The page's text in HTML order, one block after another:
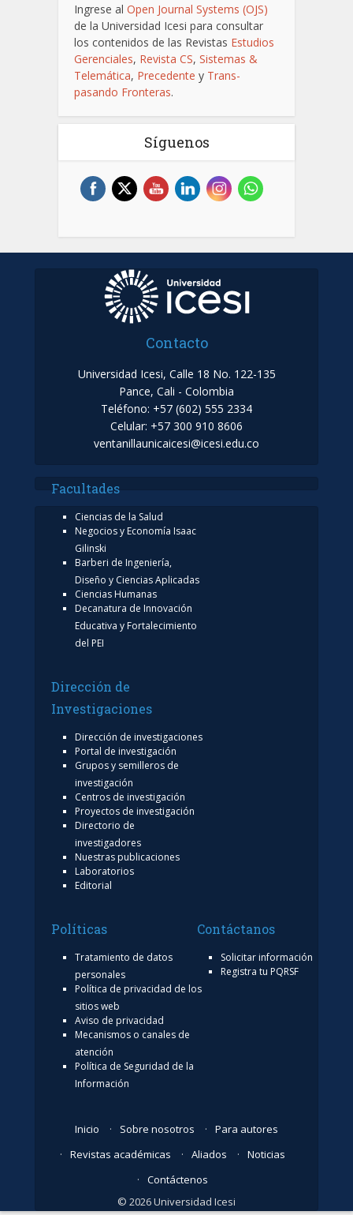
Ingrese al Open Journal Systems (OJS)
de la Universidad Icesi para consultar
los contenidos de las Revistas Estudios
Gerenciales, Revista CS, Sistemas &
Telemática, Precedente y Trans-
pasando Fronteras.
Síguenos
Contacto
Universidad Icesi, Calle 18 No. 122-135
Pance, Cali - Colombia
Teléfono: +57 (602) 555 2334
Celular: +57 300 910 8606
ventanillaunicaicesi@icesi.edu.co
Facultades
Ciencias de la Salud
Negocios y Economía Isaac
Gilinski
Barberi de Ingeniería,
Diseño y Ciencias Aplicadas
Ciencias Humanas
Decanatura de Innovación
Educativa y Fortalecimiento
del PEI
Dirección de
Investigaciones
Dirección de investigaciones
Portal de investigación
Grupos y semilleros de
investigación
Centros de investigación
Proyectos de investigación
Directorio de
investigadores
Nuestras publicaciones
Laboratorios
Editorial
Políticas
Tratamiento de datos
personales
Política de privacidad de los
sitios web
Aviso de privacidad
Mecanismos o canales de
atención
Política de Seguridad de la
Información
Contáctanos
Solicitar información
Registra tu PQRSF
Inicio Sobre nosotros
Para autores
Revistas académicas
Aliados
Noticias
Contáctenos
© 2026 Universidad Icesi